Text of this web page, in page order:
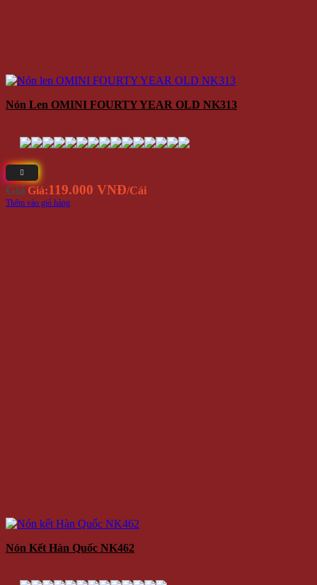
Nón Len OMINI FOURTY YEAR OLD NK313
Giá Giá:119.000 VNĐ/Cái
Thêm vào giỏ hàng
Nón Kết Hàn Quốc NK462